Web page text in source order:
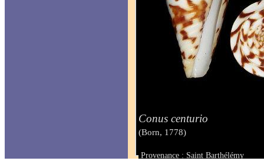
Conus centurio
(Born, 1778)
Provenance : Saint Barthélémy